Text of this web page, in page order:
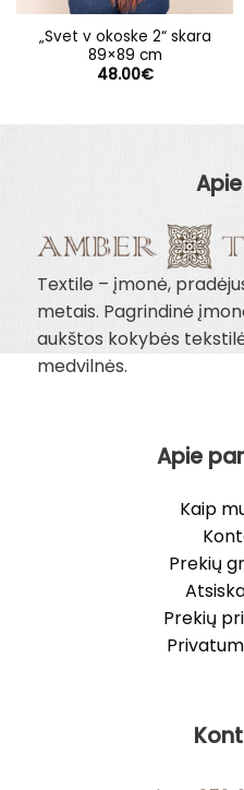
„Svet v okoske 2“ skara
89×89 cm
48.00€
Textile – įmonė,
metais. Pagrindinė
aukštos kokybės
medvilnės.
Apie
Kaip
Prekių
Prekių